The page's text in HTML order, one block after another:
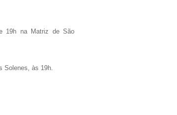
na Matriz de São
Solenes, às 19h.